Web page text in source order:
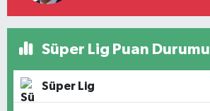
Süper Lig Puan Durumu
Süper Lig